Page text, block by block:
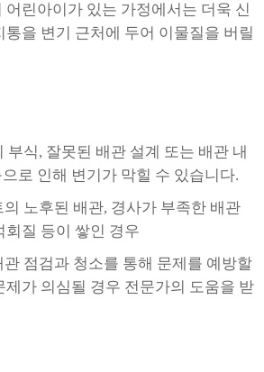
어린아이가 있는 가정에서는 더욱 신
통을 변기 근처에 두어 이물질을 버릴
부식, 잘못된 배관 설계 또는 배관 내
로 인해 변기가 막힐 수 있습니다.
노후된 배관, 경사가 부족한 배관
회질 등이 쌓인 경우
관 점검과 청소를 통해 문제를 예방할
제가 의심될 경우 전문가의 도움을 받